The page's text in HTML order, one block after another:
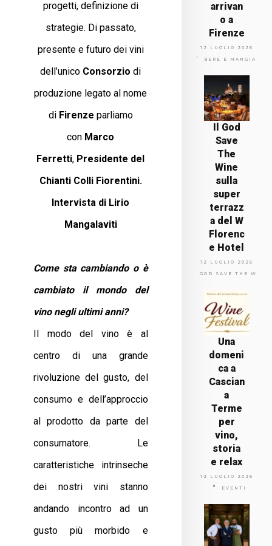
progetti, definizione di
strategie. Di passato,
presente e futuro dei vini
dell’unico Consorzio di
produzione legato al nome
di Firenze parliamo
con Marco
Ferretti, Presidente del
Chianti Colli Fiorentini.
Intervista di Lirio
Mangalaviti
Come sta cambiando o è
cambiato il mondo del
vino negli ultimi anni?
Il modo del vino è al
centro di una grande
rivoluzione del gusto, del
consumo e dell’approccio
al prodotto da parte del
consumatore. Le
caratteristiche intrinseche
dei nostri vini stanno
andando incontro ad un
gusto più morbido e
arrivan
o a
Firenze
12 LUGLIO 2026
BERE E MANGIARE
Il God
Save
The
Wine
sulla
super
terrazz
a del W
Florenc
e Hotel
12 LUGLIO 2026
GOD SAVE THE WINE
Una
domeni
ca a
Cascian
a
Terme
per
vino,
storia
e relax
12 LUGLIO 2026
EVENTI